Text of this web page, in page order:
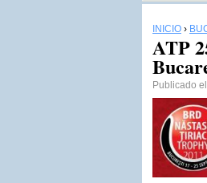
INICIO ›
ATP
Publicado